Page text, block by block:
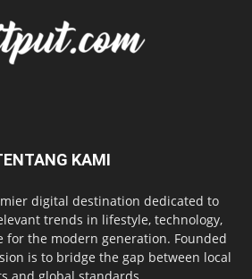
KAMI
digital destination dedicated to
trends in lifestyle, technology,
for the modern generation. Founded
is to bridge the gap between local